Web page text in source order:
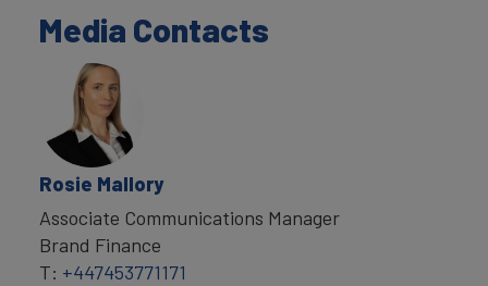
Media Contacts
Rosie Mallory
Associate Communications Manager
Brand Finance
T: +447453771171